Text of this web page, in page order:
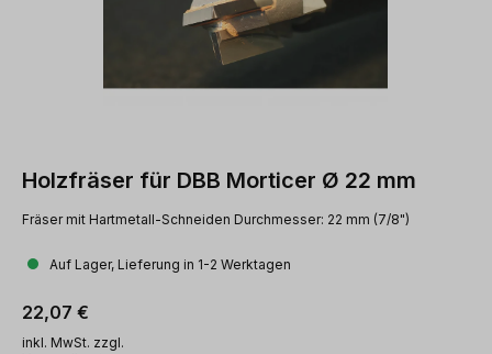
Holzfräser für DBB Morticer Ø 22 mm
Fräser mit Hartmetall-Schneiden Durchmesser: 22 mm (7/8")
Auf Lager, Lieferung in 1-2 Werktagen
Regulärer Preis:
22,07 €
inkl. MwSt. zzgl.